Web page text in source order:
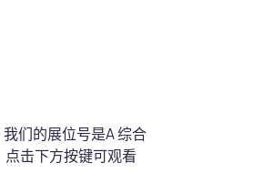
们的展位号是A 综合
击下方按键可观看